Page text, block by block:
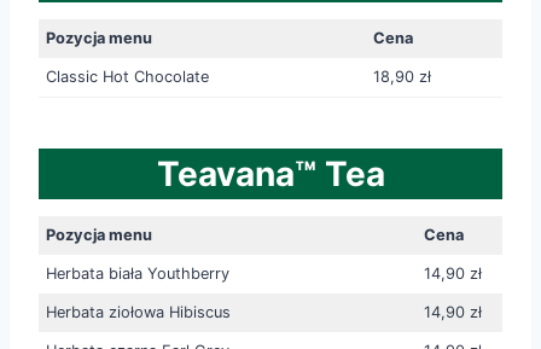
Pozycja menu Cena
Classic Hot Chocolate 18,90 zł
Teavana™ Tea
Pozycja menu Cena
Herbata biała Youthberry 14,90 zł
Herbata ziołowa Hibiscus 14,90 zł